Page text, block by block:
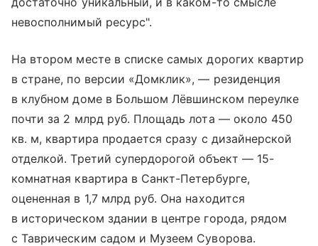
невосполнимый ресурс".
На втором месте в списке самых дорогих квартир
в стране, по версии «Домклик», — резиденция
в клубном доме в Большом Лёвшинском переулке
почти за 2 млрд руб. Площадь лота — около 450
кв. м, квартира продается сразу с дизайнерской
отделкой. Третий супердорогой объект — 15-
комнатная квартира в Санкт-Петербурге,
оцененная в 1,7 млрд руб. Она находится
в историческом здании в центре города, рядом
с Таврическим садом и Музеем Суворова.